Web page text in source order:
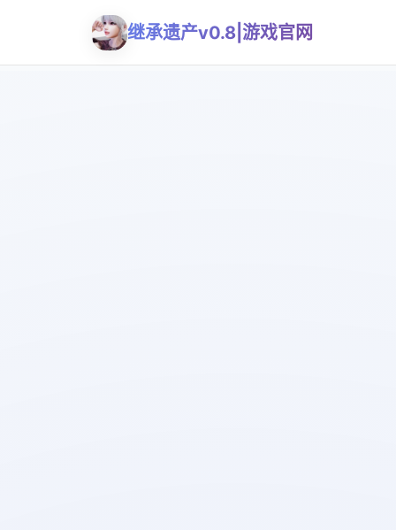
继承遗产v0.8|游戏官网